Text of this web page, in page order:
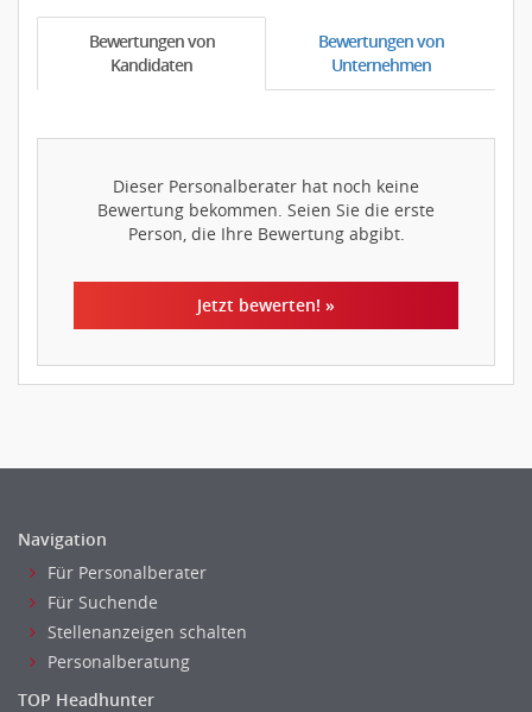
Bewertungen von
Kandidaten
Bewertungen von
Unternehmen
Dieser Personalberater hat noch keine
Bewertung bekommen. Seien Sie die erste
Person, die Ihre Bewertung abgibt.
Jetzt bewerten! »
Navigation
Für Personalberater
Für Suchende
Stellenanzeigen schalten
Personalberatung
TOP Headhunter